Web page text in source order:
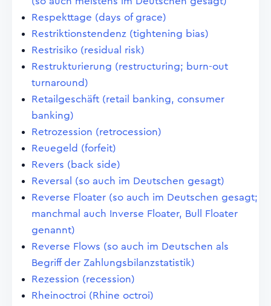
Respekttage (days of grace)
Restriktionstendenz (tightening bias)
Restrisiko (residual risk)
Restrukturierung (restructuring; burn-out
turnaround)
Retailgeschäft (retail banking, consumer
banking)
Retrozession (retrocession)
Reuegeld (forfeit)
Revers (back side)
Reversal (so auch im Deutschen gesagt)
Reverse Floater (so auch im Deutschen gesagt;
manchmal auch Inverse Floater, Bull Floater
genannt)
Reverse Flows (so auch im Deutschen als
Begriff der Zahlungsbilanzstatistik)
Rezession (recession)
Rheinoctroi (Rhine octroi)